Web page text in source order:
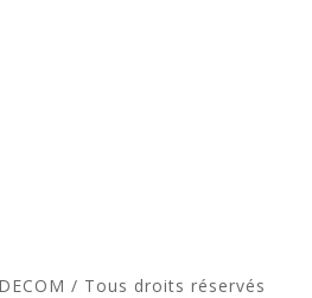
/ Tous droits réservés